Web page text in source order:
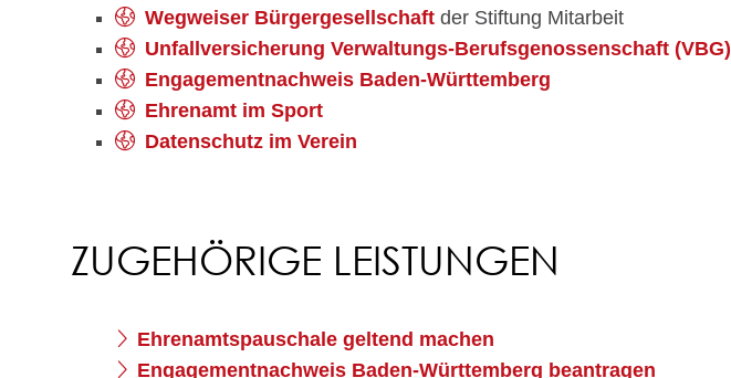
Wegweiser Bürgergesellschaft der Stiftung Mitarbeit
Unfallversicherung Verwaltungs-Berufsgenossenschaft (VBG)
Engagementnachweis Baden-Württemberg
Ehrenamt im Sport
Datenschutz im Verein
ZUGEHÖRIGE LEISTUNGEN
Ehrenamtspauschale geltend machen
Engagementnachweis Baden-Württemberg beantragen